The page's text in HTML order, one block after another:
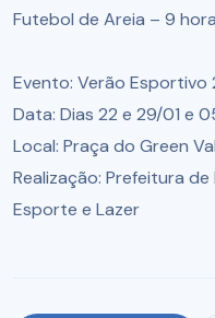
Futebol de Areia – 9
Evento: Verão Esportivo
Data: Dias 22 e 29/01 e
Local: Praça do Green
Realização: Prefeitura
Esporte e Lazer